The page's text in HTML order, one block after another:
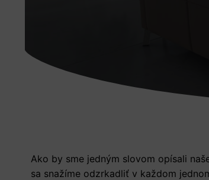
Ako by sme jedným slovom opísali
sa snažíme odzrkadliť v každom